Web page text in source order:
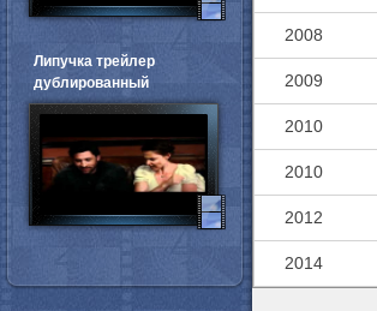
2008
2009
2010
2010
2012
2014
Липучка трейлер
дублированный